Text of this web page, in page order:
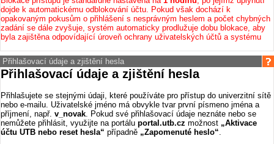
dojde k automatickému odblokování účtu. Pokud však dochází k
opakovaným pokusům o přihlášení s nesprávným heslem a počet chybných
zadání se dále zvyšuje, systém automaticky prodlužuje dobu blokace, aby
byla zajištěna odpovídající úroveň ochrany uživatelských účtů a systému
Přihlašovací údaje a zjištění hesla
Přihlašovací údaje a zjištění hesla
Přihlašujete se stejnými údaji, které používáte pro přístup do univerzitní sítě
nebo e-mailu. Uživatelské jméno má obvykle tvar první písmeno jména a
příjmení, např. v_novak. Pokud své přihlašovací údaje neznáte nebo se
nemůžete přihlásit, využijte na portálu portal.utb.cz možnost „Aktivace
účtu UTB nebo reset hesla“ případně „Zapomenuté heslo“.